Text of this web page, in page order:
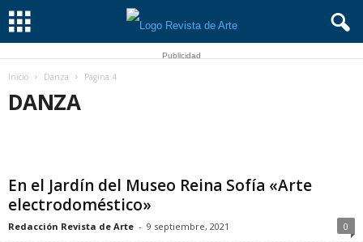
Publicidad
Inicio Danza Página 4
DANZA
ESCULTURA
FERIAS FOTOGRAFÍA
LA NOCHE DE LOS MUSEOS
LA NOCHE EN BLANCO
SEMANA DE LA CIENCIA
TALLERES TEATRO
En el Jardín del Museo Reina Sofía «Arte
electrodoméstico»
Redacción Revista de Arte - 9 septiembre, 2021 0